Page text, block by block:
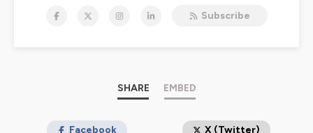
aux sommets des podiums...
de mots. En leur donnant du temps et en les laissant
Subscribe
SHARE EMBED
Facebook X (Twitter)